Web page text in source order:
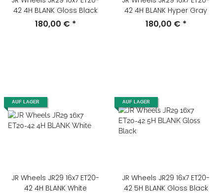
42 4H BLANK Gloss Black
180,00 € *
42 4H BLANK Hyper Gray
180,00 € *
AUF LAGER
JR Wheels JR29 16x7 ET20-
42 4H BLANK White
AUF LAGER
JR Wheels JR29 16x7 ET20-
42 5H BLANK Gloss Black